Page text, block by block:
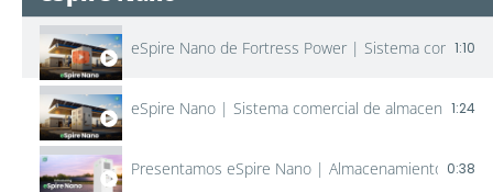
eSpire Nano de Fortress Power | Sistema 1:10
eSpire Nano | Sistema comercial de 1:24
Presentamos eSpire Nano | Almacenamiento0:38